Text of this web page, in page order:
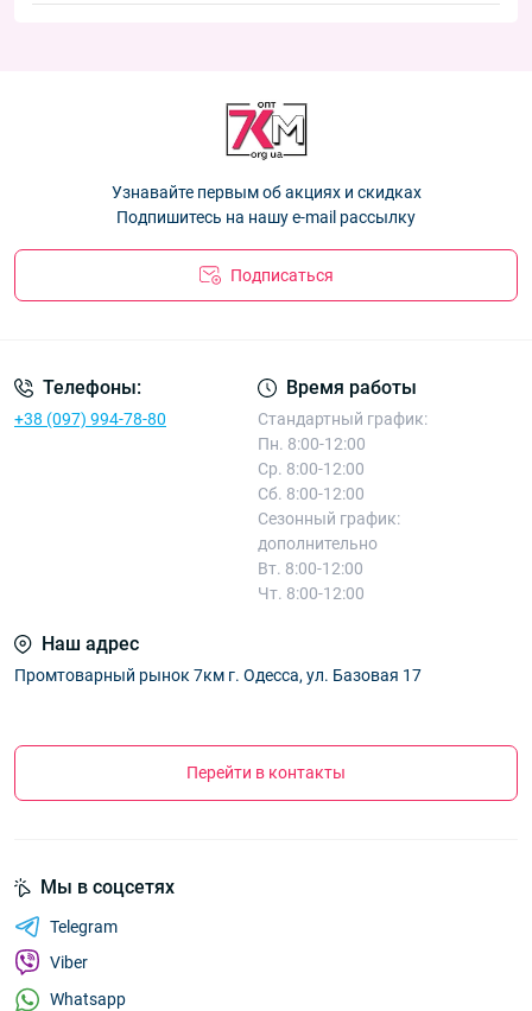
"Мишечки" Фенна T-K1077-3— 93.96 ₴
Колготки детские махровые Оптом для мальчиков 92-140 рр.
— 108.00 ₴
Колготки детские шерсть норка Оптом для девочек 2-10 лет
"Мишечки" Фенна T-K1077-3 — 93.96 ₴
Узнавайте первым об акциях и скидках
Подпишитесь на нашу e-mail рассылку
Подписаться
Телефоны:
+38 (097) 994-78-80
Время работы
Стандартный график:
Пн. 8:00-12:00
Ср. 8:00-12:00
Сб. 8:00-12:00
Сезонный график:
дополнительно
Вт. 8:00-12:00
Чт. 8:00-12:00
Наш адрес
Промтоварный рынок 7км г. Одесса, ул. Базовая 17
Перейти в контакты
Мы в соцсетях
Telegram
Viber
Whatsapp